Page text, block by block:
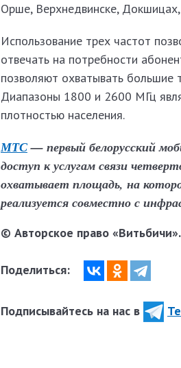
Орше, Верхнедвинске,
Использование трех частот
отвечать на потребности
позволяют охватывать большие
Диапазоны 1800 и 2600 МГц
плотностью населения.
МТС— первый белорусский
доступ к услугам связи
охватывает площадь, на
реализуется совместно с
© Авторское право
Поделиться:
Подписывайтесь на нас в